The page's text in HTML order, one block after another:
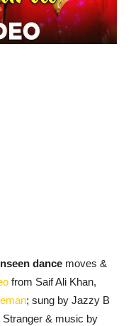
dance moves &
from Saif Ali Khan,
; sung by Jazzy B
& music by